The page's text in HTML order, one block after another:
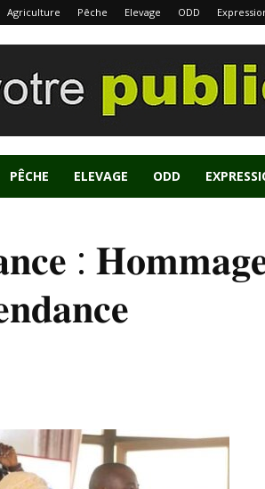
Agriculture Pêche Elevage ODD
PÊCHE ELEVAGE ODD
: